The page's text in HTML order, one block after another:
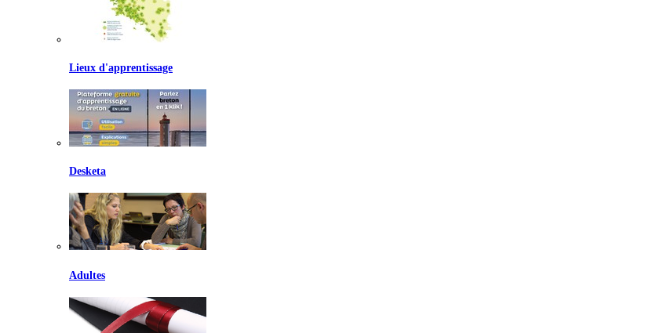
Lieux d'apprentissage
Desketa
Adultes